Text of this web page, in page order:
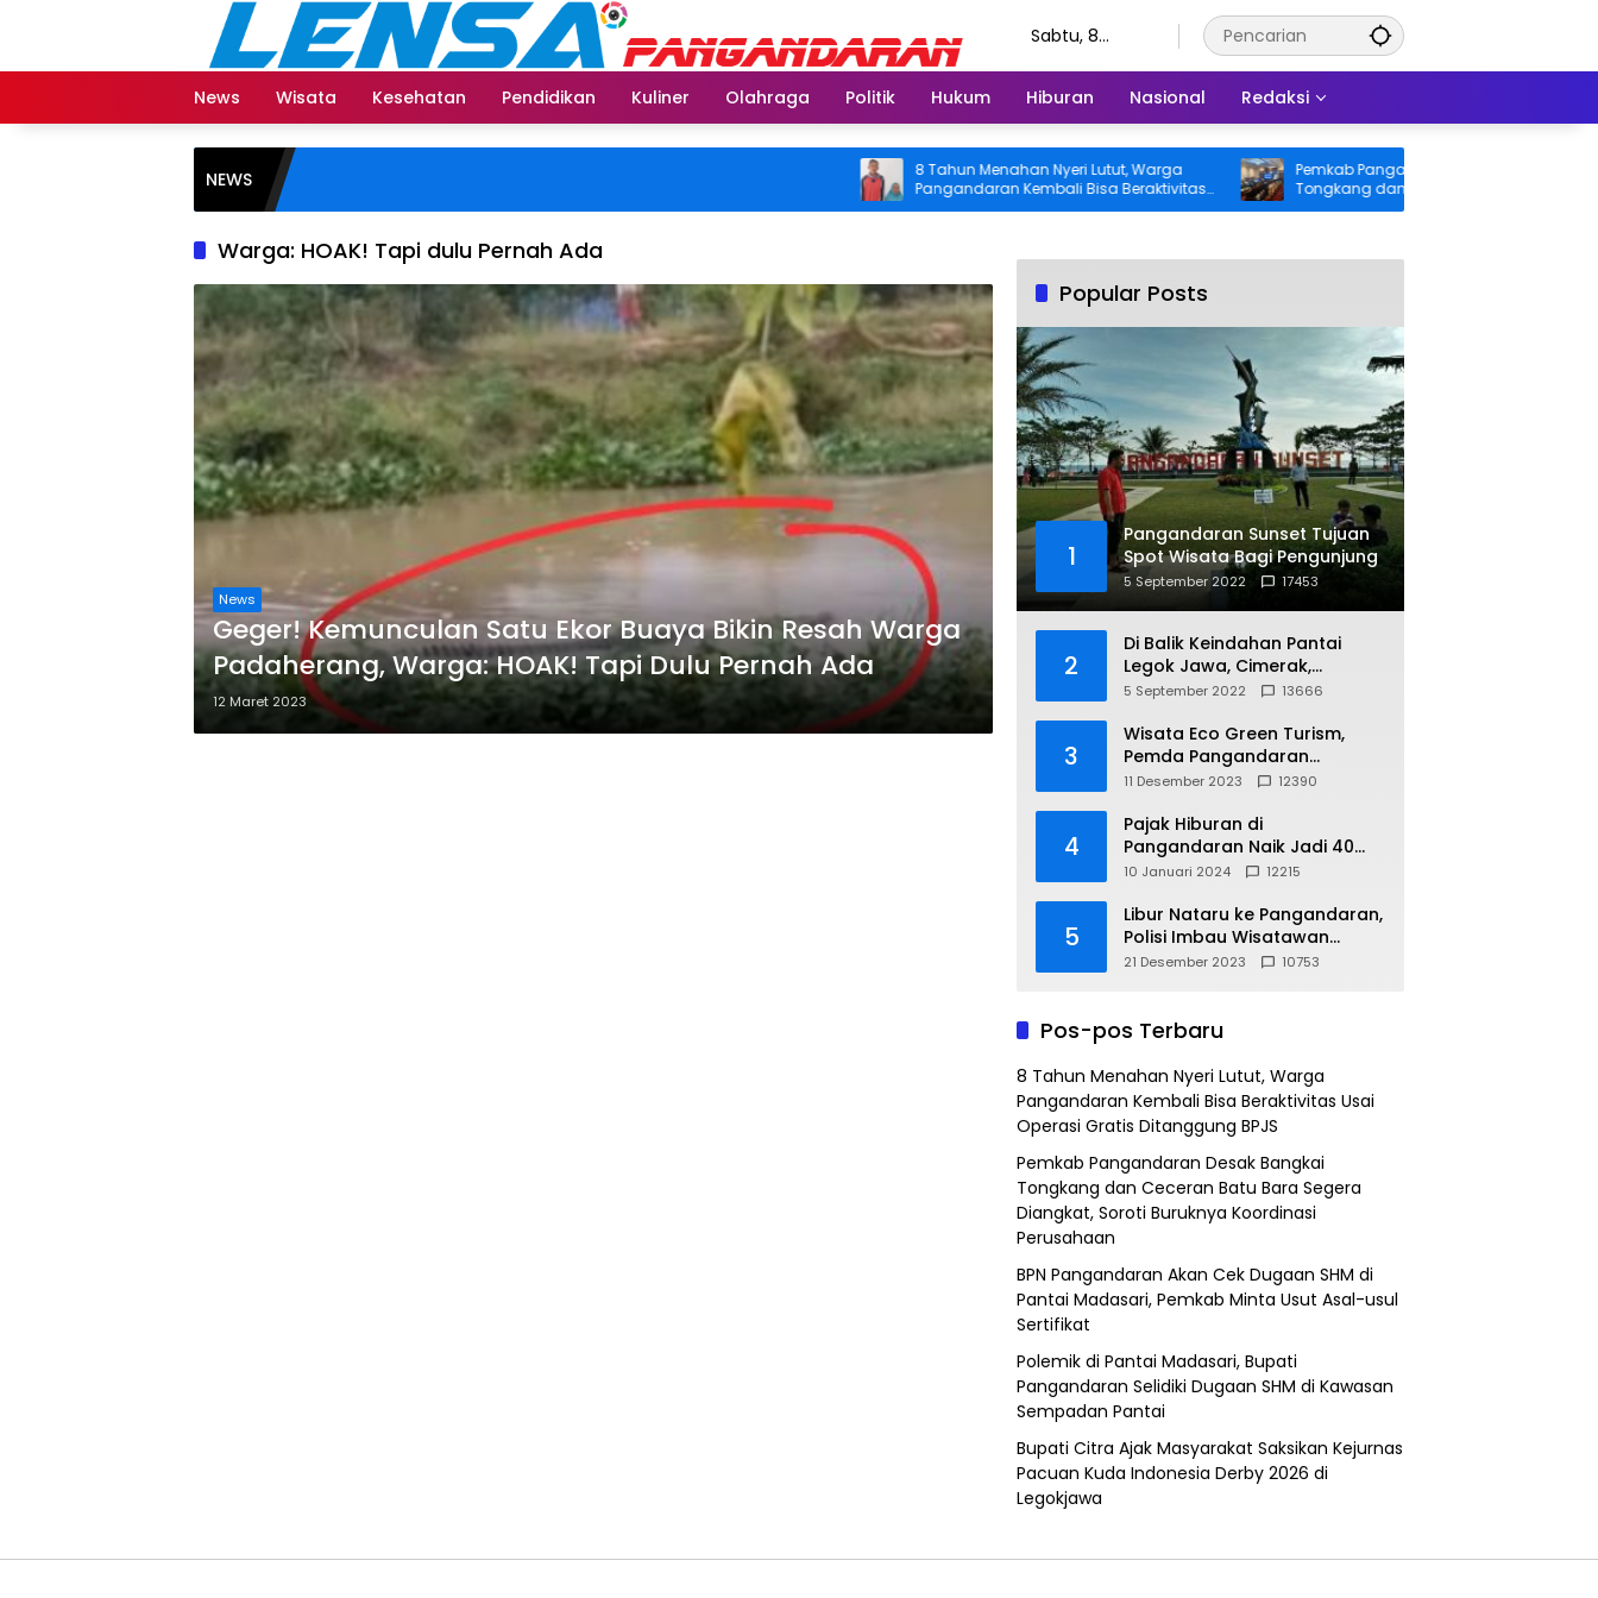
Sabtu, 8
News
Wisata Kesehatan Pendidikan Kuliner Olahraga Politik Hukum Hiburan Nasional Redaksi
NEWS
8 Tahun Menahan Nyeri Lutut, Warga
Pangandaran Kembali Bisa Beraktivitas
Usai Operasi Gratis Ditanggung BPJS
Pemkab Pangandaran Desak Bangkai
Tongkang dan Ceceran Batu Bara
Segera Diangkat, Soroti Buruknya
Warga: HOAK! Tapi dulu Pernah Ada
News
Geger! Kemunculan Satu Ekor Buaya Bikin Resah Warga
Padaherang, Warga: HOAK! Tapi Dulu Pernah Ada
12 Maret 2023
Popular Posts
1
Pangandaran Sunset Tujuan
Spot Wisata Bagi Pengunjung
5 September 2022 17453
2
Di Balik Keindahan Pantai
Legok Jawa, Cimerak,
Pangandaran
5 September 2022 13666
3
Wisata Eco Green Turism,
Pemda Pangandaran
Gandeng PLN
11 Desember 2023 12390
4
Pajak Hiburan di
Pangandaran Naik Jadi 40
Persen
10 Januari 2024 12215
5
Libur Nataru ke Pangandaran,
Polisi Imbau Wisatawan
Gunakan Jalur Arteri
21 Desember 2023 10753
Pos-pos Terbaru
8 Tahun Menahan Nyeri Lutut, Warga
Pangandaran Kembali Bisa Beraktivitas Usai
Operasi Gratis Ditanggung BPJS
Pemkab Pangandaran Desak Bangkai
Tongkang dan Ceceran Batu Bara Segera
Diangkat, Soroti Buruknya Koordinasi
Perusahaan
BPN Pangandaran Akan Cek Dugaan SHM di
Pantai Madasari, Pemkab Minta Usut Asal-usul
Sertifikat
Polemik di Pantai Madasari, Bupati
Pangandaran Selidiki Dugaan SHM di Kawasan
Sempadan Pantai
Bupati Citra Ajak Masyarakat Saksikan Kejurnas
Pacuan Kuda Indonesia Derby 2026 di
Legokjawa